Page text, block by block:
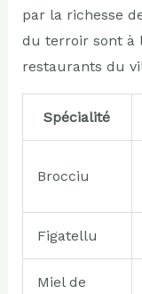
par la richesse
du terroir sont à
restaurants du
Spécialité
Brocciu
Figatellu
Miel de